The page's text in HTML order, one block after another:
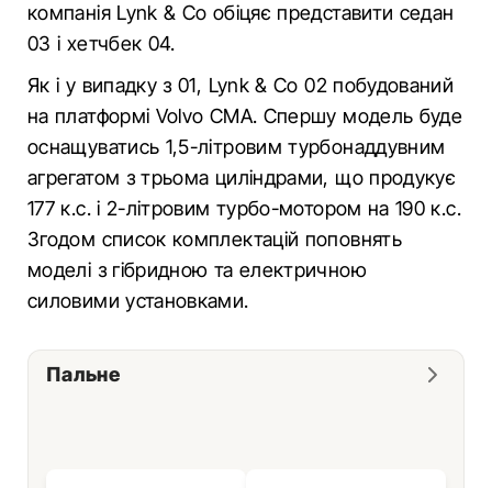
компанія Lynk & Co обіцяє представити седан
03 і хетчбек 04.
Як і у випадку з 01, Lynk & Co 02 побудований
на платформі Volvo CMA. Спершу модель буде
оснащуватись 1,5-літровим турбонаддувним
агрегатом з трьома циліндрами, що продукує
177 к.с. і 2-літровим турбо-мотором на 190 к.с.
Згодом список комплектацій поповнять
моделі з гібридною та електричною
силовими установками.
Пальне